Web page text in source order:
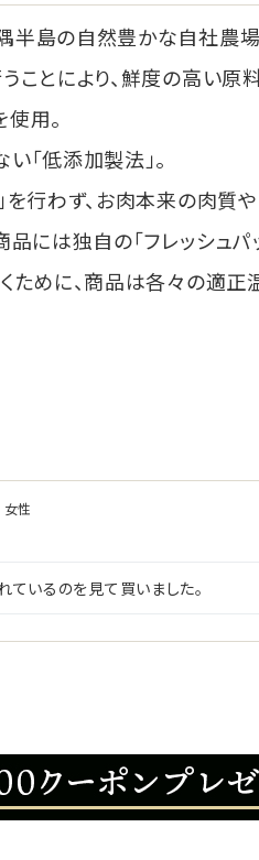
島の自然豊かな自社農
ことにより、鮮度の高い原
用。
「低添加製法」。
を行わず、お肉本来の肉質
には独自の「フレッシュ
めに、商品は各々の適正
女性
ているのを見て買いました。